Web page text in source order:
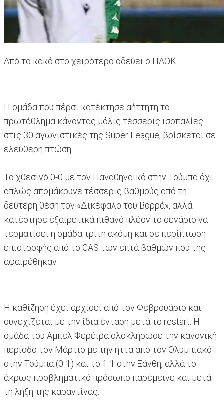
Από το κακό στο χειρότερο οδεύει ο ΠΑΟΚ.
Η ομάδα που πέρσι κατέκτησε αήττητη το
πρωτάθλημα κάνοντας μόλις τέσσερις ισοπαλίες
στις 30 αγωνιστικές της Super League, βρίσκεται σε
ελεύθερη πτώση.
Το χθεσινό 0-0 με τον Παναθηναϊκό στην Τούμπα όχι
απλώς απομάκρυνε τέσσερις βαθμούς από τη
δεύτερη θέση τον «Δικέφαλο του Βορρά», αλλά
κατέστησε εξαιρετικά πιθανό πλέον το σενάριο να
τερματίσει η ομάδα τρίτη ακόμη και σε περίπτωση
επιστροφής από το CAS των επτά βαθμών που της
αφαιρέθηκαν.
Η καθίζηση έχει αρχίσει από τον Φεβρουάριο και
συνεχίζεται με την ίδια ένταση μετά το restart. Η
ομάδα του Άμπελ Φερέιρα ολοκλήρωσε την κανονική
περίοδο τον Μάρτιο με την ήττα από τον Ολυμπιακό
στην Τούμπα (0-1) και το 1-1 στην Ξάνθη, αλλά το
άκρως προβληματικό πρόσωπο παρέμεινε και μετά
τη λήξη της καραντίνας.